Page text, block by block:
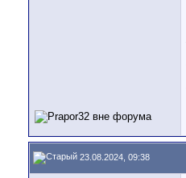
23.08.2024, 09:38